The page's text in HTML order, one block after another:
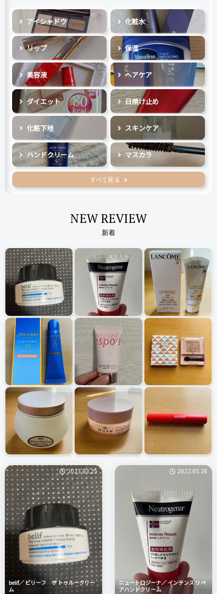
アイシャドウ 化粧水
リップ 保湿
美容液 ヘアケア
ダイエット 日焼け止め
化粧下地 スキンケア
ハンドクリーム マスカラ
すべて見る
NEW REVIEW
新着
2023.03.25
belif／ ビリーフ ザ トゥルークリー
ム
2022.05.28
ニュートロジーナ／ インテンス リペ
アハンドクリーム